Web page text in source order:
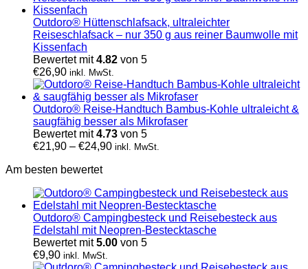
Outdoro® Hüttenschlafsack, ultraleichter
Reiseschlafsack – nur 350 g aus reiner Baumwolle mit
Kissenfach
Bewertet mit4.82 von 5
€26,90 inkl. MwSt.
Outdoro® Reise-Handtuch Bambus-Kohle ultraleicht &
saugfähig besser als Mikrofaser
Bewertet mit4.73 von 5
€21,90 – €24,90 inkl. MwSt.
Am besten bewertet
Outdoro® Campingbesteck und Reisebesteck aus
Edelstahl mit Neopren-Bestecktasche
Bewertet mit5.00 von 5
€9,90 inkl. MwSt.